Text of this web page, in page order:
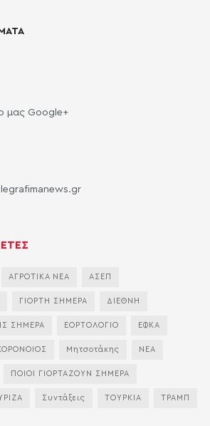
μας Google+
ΑΓΡΟΤΙΚΑ ΝΕΑ ΑΣΕΠ
ΓΙΟΡΤΗ ΣΗΜΕΡΑ ΔΙΕΘΝΗ
ΣΗΜΕΡΑ ΕΟΡΤΟΛΟΓΙΟ ΕΦΚΑ
Μητσοτάκης ΝΕΑ
ΠΟΙΟΙ ΓΙΟΡΤΑΖΟΥΝ ΣΗΜΕΡΑ
Συντάξεις ΤΟΥΡΚΙΑ ΤΡΑΜΠ